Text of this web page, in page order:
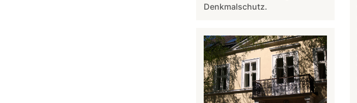
Denkmalschutz.